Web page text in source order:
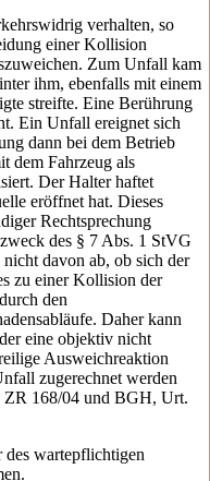
verhalten, so
einer Kollision
Zum Unfall kam
ihm, ebenfalls mit einem
streifte. Eine Berührung
Ein Unfall ereignet sich
dann bei dem Betrieb
dem Fahrzeug als
Der Halter haftet
eröffnet hat. Dieses
Rechtsprechung
des § 7 Abs. 1 StVG
davon ab, ob sich der
zu einer Kollision der
den
Daher kann
eine objektiv nicht
Ausweichreaktion
zugerechnet werden
168/04 und BGH, Urt.
des wartepflichtigen